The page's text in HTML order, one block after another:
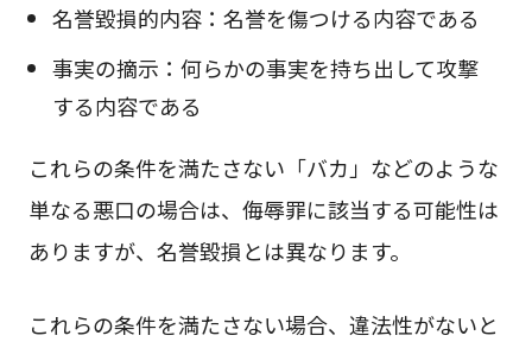
名誉毀損的内容：名誉を傷つける内容である
事実の摘示：何らかの事実を持ち出して攻撃
する内容である
これらの条件を満たさない「バカ」などのような
単なる悪口の場合は、侮辱罪に該当する可能性は
ありますが、名誉毀損とは異なります。
これらの条件を満たさない場合、違法性がないと